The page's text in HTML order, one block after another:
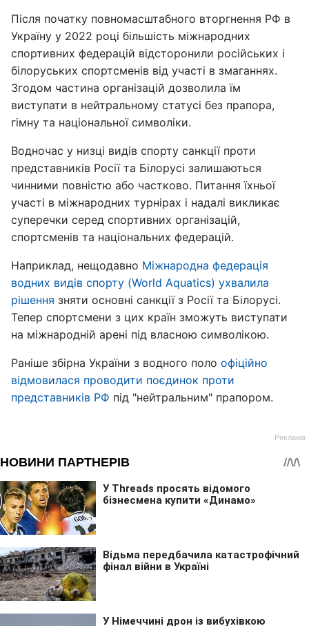
Після початку повномасштабного вторгнення РФ в
Україну у 2022 році більшість міжнародних
спортивних федерацій відсторонили російських і
білоруських спортсменів від участі в змаганнях.
Згодом частина організацій дозволила їм
виступати в нейтральному статусі без прапора,
гімну та національної символіки.
Водночас у низці видів спорту санкції проти
представників Росії та Білорусі залишаються
чинними повністю або частково. Питання їхньої
участі в міжнародних турнірах і надалі викликає
суперечки серед спортивних організацій,
спортсменів та національних федерацій.
Наприклад, нещодавно Міжнародна федерація
водних видів спорту (World Aquatics) ухвалила
рішення зняти основні санкції з Росії та Білорусі.
Тепер спортсмени з цих країн зможуть виступати
на міжнародній арені під власною символікою.
Раніше збірна України з водного поло офіційно
відмовилася проводити поєдинок проти
представників РФ під "нейтральним" прапором.